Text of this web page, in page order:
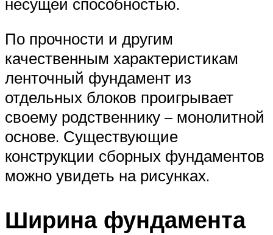
По прочности и другим
качественным характеристикам
ленточный фундамент из
отдельных блоков проигрывает
своему родственнику – монолитной
основе. Существующие
конструкции сборных фундаментов
можно увидеть на рисунках.
Ширина фундамента